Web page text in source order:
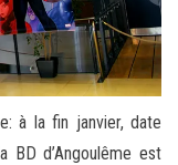
à la fin janvier, date
BD d’Angoulême est